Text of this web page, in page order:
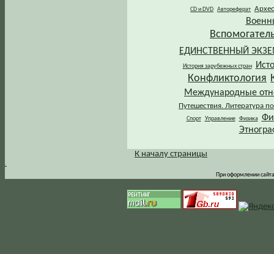
CD и DVD Автореферат
ЕДИНСТВЕННЫЙ
История зарубежных стран
Конфликтология
Международные
Путешествия. Литература
Спорт Управление Физика
.
К началу страницы
При оформлении